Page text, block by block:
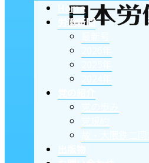
Home
労働新聞